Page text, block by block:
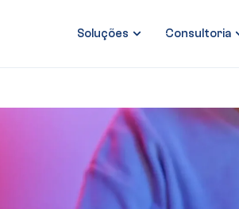
Soluções Consultoria